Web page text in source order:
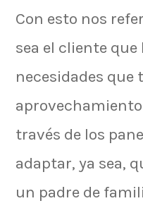
Con esto nos
sea el cliente
necesidades que
través de los
adaptar, ya sea,
un padre de